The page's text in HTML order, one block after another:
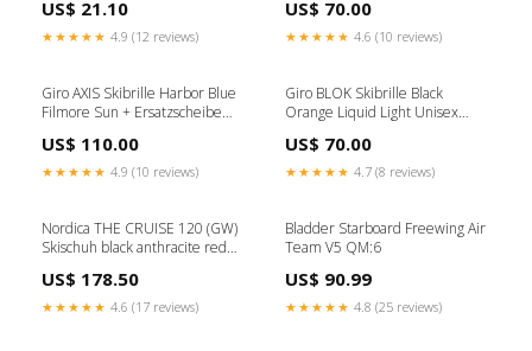
US$ 21.10
★★★★★ 4.9 (12 reviews)
US$ 70.00
★★★★★ 4.6 (10 reviews)
Giro AXIS Skibrille Harbor Blue
Filmore Sun + Ersatzscheibe
US$ 110.00
★★★★★ 4.9 (10 reviews)
Giro BLOK Skibrille Black
Orange Liquid Light Unisex
US$ 70.00
★★★★★ 4.7 (8 reviews)
Nordica THE CRUISE 120 (GW)
Skischuh black anthracite red
US$ 178.50
★★★★★ 4.6 (17 reviews)
Bladder Starboard Freewing Air
Team V5 QM:6
US$ 90.99
★★★★★ 4.8 (25 reviews)